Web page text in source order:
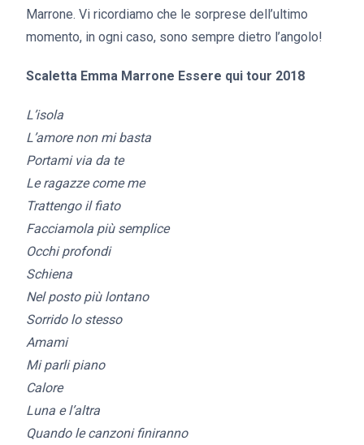
Marrone. Vi ricordiamo che le sorprese dell’ultimo
momento, in ogni caso, sono sempre dietro l’angolo!
Scaletta Emma Marrone Essere qui tour 2018
L’isola
L’amore non mi basta
Portami via da te
Le ragazze come me
Trattengo il fiato
Facciamola più semplice
Occhi profondi
Schiena
Nel posto più lontano
Sorrido lo stesso
Amami
Mi parli piano
Calore
Luna e l’altra
Quando le canzoni finiranno